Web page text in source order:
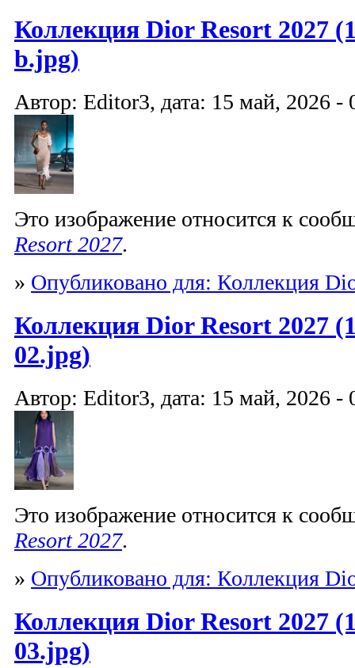
Коллекция Dior Resort 2027
b.jpg)
Автор: Editor3, дата: 15 май, 2026 -
Это изображение относится к
Resort 2027.
» Опубликовано для: Коллекция
Коллекция Dior Resort 2027
02.jpg)
Автор: Editor3, дата: 15 май, 2026 -
Это изображение относится к
Resort 2027.
» Опубликовано для: Коллекция
Коллекция Dior Resort 2027
03.jpg)